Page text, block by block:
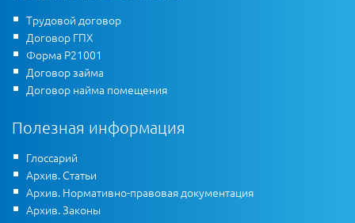
Трудовой договор
Договор ГПХ
Форма Р21001
Договор займа
Договор найма помещения
Полезная информация
Глоссарий
Архив. Статьи
Архив. Нормативно-правовая документация
Архив. Законы